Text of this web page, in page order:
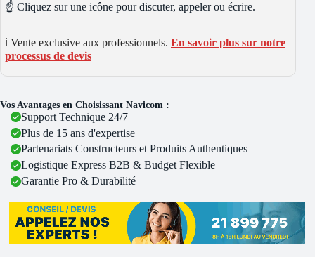
☝️ Cliquez sur une icône pour discuter, appeler ou écrire.
ℹ️ Vente exclusive aux professionnels. En savoir plus sur notre
processus de devis
Vos Avantages en Choisissant Navicom :
Support Technique 24/7
Plus de 15 ans d'expertise
Partenariats Constructeurs et Produits Authentiques
Logistique Express B2B & Budget Flexible
Garantie Pro & Durabilité